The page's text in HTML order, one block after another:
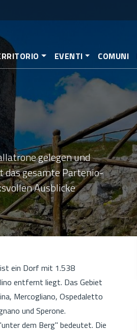
zum
EVENTI COMUNI
gelegen und
das gesamte Partenio-
Ausblicke
ist ein Dorf mit 1.538
entfernt liegt. Das Gebiet
Mercogliano, Ospedaletto
und Sperone.
dem Berg" bedeutet. Die